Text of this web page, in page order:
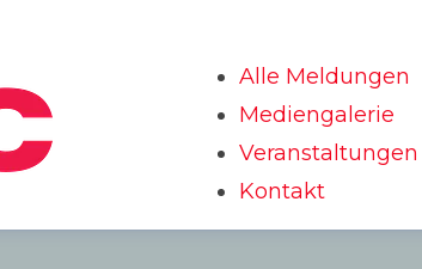
Alle Meldungen
Mediengalerie
Veranstaltungen
Kontakt